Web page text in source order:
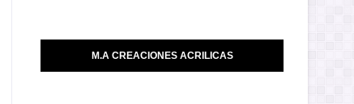
M.A CREACIONES ACRILICAS